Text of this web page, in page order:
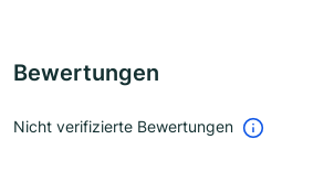
Bewertungen
Nicht verifizierte Bewertungen